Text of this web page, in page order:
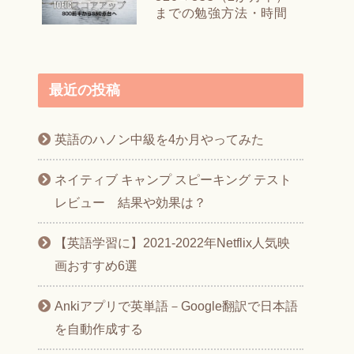
までの勉強方法・時間
最近の投稿
英語のハノン中級を4か月やってみた
ネイティブ キャンプ スピーキング テスト
レビュー 結果や効果は？
【英語学習に】2021-2022年Netflix人気映
画おすすめ6選
Ankiアプリで英単語－Google翻訳で日本語
を自動作成する